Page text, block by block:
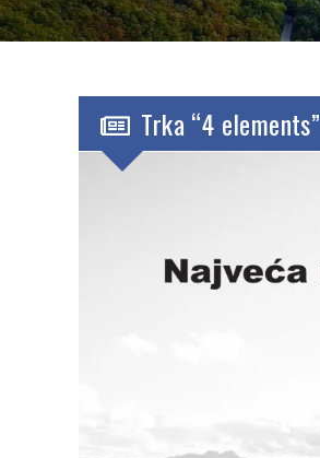
Trka “4 elements”